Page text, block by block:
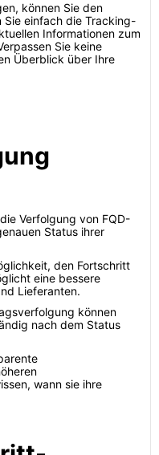
können Sie den
einfach die Tracking-
Informationen zum
Sie keine
Überblick über Ihre
Verfolgung von FQD-
Status ihrer
den Fortschritt
eine bessere
Lieferanten.
können
nach dem Status
wann sie ihre